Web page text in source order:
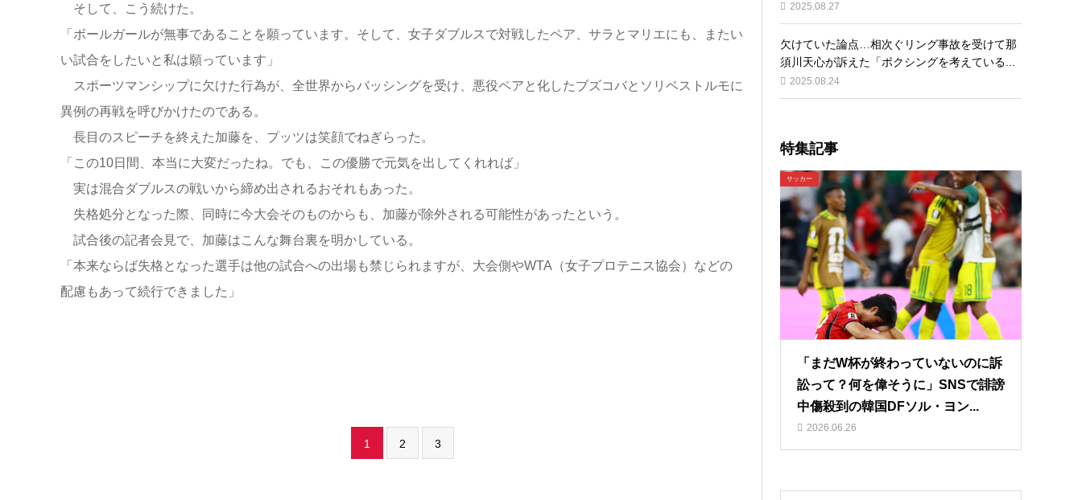
そして、こう続けた。
「ボールガールが無事であることを願っています。そして、女子ダブルスで対戦したペア、サラとマリエにも、またい
い試合をしたいと私は願っています」
スポーツマンシップに欠けた行為が、全世界からバッシングを受け、悪役ペアと化したブズコバとソリベストルモに
異例の再戦を呼びかけたのである。
長目のスピーチを終えた加藤を、プッツは笑顔でねぎらった。
「この10日間、本当に大変だったね。でも、この優勝で元気を出してくれれば」
実は混合ダブルスの戦いから締め出されるおそれもあった。
失格処分となった際、同時に今大会そのものからも、加藤が除外される可能性があったという。
試合後の記者会見で、加藤はこんな舞台裏を明かしている。
「本来ならば失格となった選手は他の試合への出場も禁じられますが、大会側やWTA（女子プロテニス協会）などの
配慮もあって続行できました」
1 2 3
2025.08.27
欠けていた論点…相次ぐリング事故を受けて那
須川天心が訴えた「ボクシングを考えている...
2025.08.24
特集記事
サッカー
「まだW杯が終わっていないのに訴
訟って？何を偉そうに」SNSで誹謗
中傷殺到の韓国DFソル・ヨン...
2026.06.26